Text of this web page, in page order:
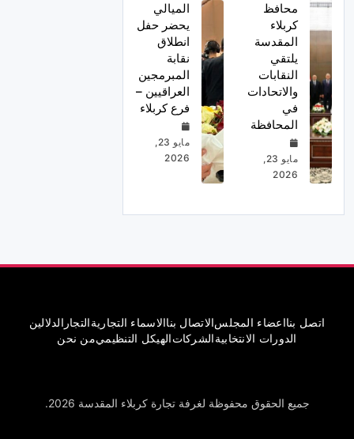
محافظ
كربلاء
المقدسة
يلتقي
النقابات
والاتحادات
في
المحافظة
مايو 23,
2026
الميالي
يحضر حفل
انطلاق
نقابة
المبرمجين
العراقيين –
فرع كربلاء
مايو 23,
2026
اتصل بنااعضاء المجلسالاتصال بناالاسماء التجاريةالتجار الدلالين
الدورات الانتخابيةالشركاتالهيكل التنظيميمن نحن
جميع الحقوق محفوظة لغرفة تجارة كربلاء المقدسة 2026.